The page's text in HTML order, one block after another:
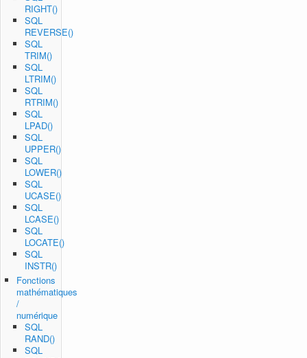
RIGHT()
SQL
REVERSE()
SQL
TRIM()
SQL
LTRIM()
SQL
RTRIM()
SQL
LPAD()
SQL
UPPER()
SQL
LOWER()
SQL
UCASE()
SQL
LCASE()
SQL
LOCATE()
SQL
INSTR()
Fonctions
mathématiques
/
numérique
SQL
RAND()
SQL